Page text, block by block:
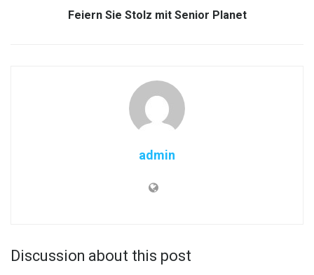
Feiern Sie Stolz mit Senior Planet
admin
Discussion about this post